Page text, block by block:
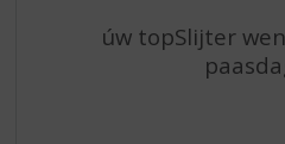
úw topSlijter